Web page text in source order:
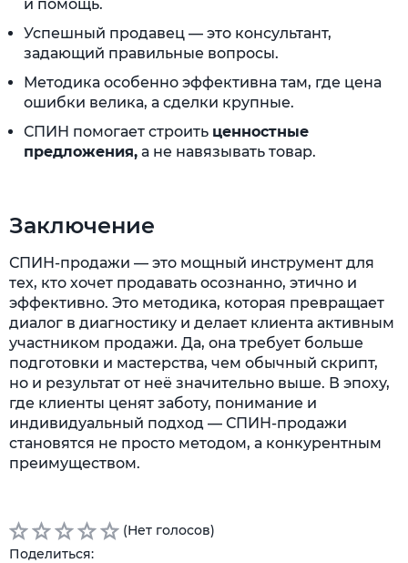
и помощь.
Успешный продавец — это консультант,
задающий правильные вопросы.
Методика особенно эффективна там, где цена
ошибки велика, а сделки крупные.
СПИН помогает строить ценностные
предложения, а не навязывать товар.
Заключение
СПИН-продажи — это мощный инструмент для
тех, кто хочет продавать осознанно, этично и
эффективно. Это методика, которая превращает
диалог в диагностику и делает клиента активным
участником продажи. Да, она требует больше
подготовки и мастерства, чем обычный скрипт,
но и результат от неё значительно выше. В эпоху,
где клиенты ценят заботу, понимание и
индивидуальный подход — СПИН-продажи
становятся не просто методом, а конкурентным
преимуществом.
(Нет голосов)
Поделиться: